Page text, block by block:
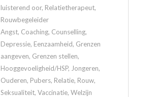
luisterend oor, Relatietherapeut,
Rouwbegeleider
Angst, Coaching, Counselling,
Depressie, Eenzaamheid, Grenzen
aangeven, Grenzen stellen,
Hooggevoeligheid/HSP, Jongeren,
Ouderen, Pubers, Relatie, Rouw,
Seksualiteit, Vaccinatie, Welzijn